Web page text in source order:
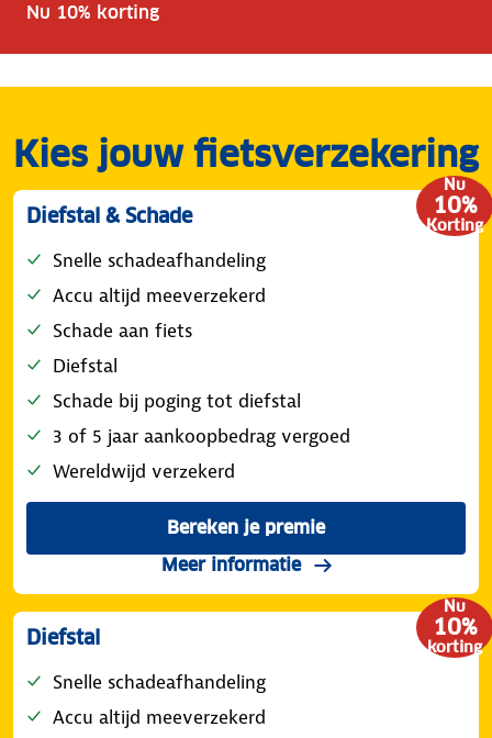
Nu 10% korting
Kies jouw fietsverzekering
Nu
10%
Korting
Diefstal & Schade
Snelle schadeafhandeling
Accu altijd meeverzekerd
Schade aan fiets
Diefstal
Schade bij poging tot diefstal
3 of 5 jaar aankoopbedrag vergoed
Wereldwijd verzekerd
Bereken je premie
voor de ANWB
Meer informatieover de dekking
Nu
10%
korting
Diefstal
Snelle schadeafhandeling
Accu altijd meeverzekerd